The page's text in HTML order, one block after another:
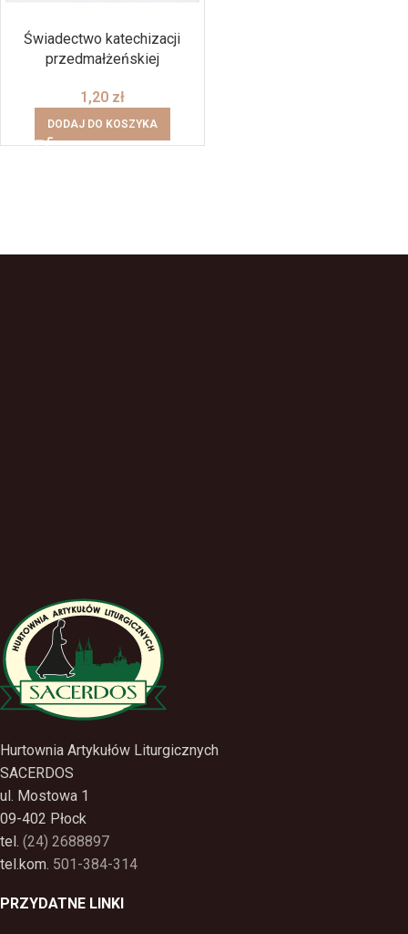
Świadectwo katechizacji
przedmałżeńskiej
1,20 zł
DODAJ DO KOSZYKA
Hurtownia Artykułów Liturgicznych
SACERDOS
ul. Mostowa 1
09-402 Płock
tel. (24) 2688897
tel.kom. 501-384-314
PRZYDATNE LINKI